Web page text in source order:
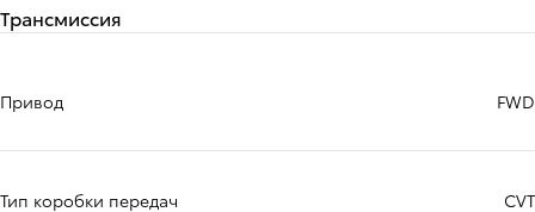
Трансмиссия
Привод FWD
Тип коробки передач CVT